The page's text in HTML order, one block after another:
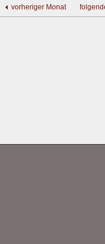
vorheriger Monat